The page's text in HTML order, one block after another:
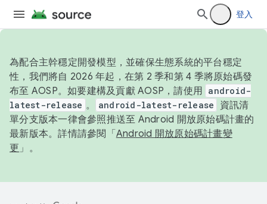
登入
為配合主幹穩定開發模型，並確保生態系統的平台穩定
性，我們將自 2026 年起，在第 2 季和第 4 季將原始碼發
布至 AOSP。如要建構及貢獻 AOSP，請使用 android-
latest-release 。 android-latest-release
資訊清
單分支版本一律會參照推送至 Android 開放原始碼計畫的
最新版本。詳情請參閱「 Android 開放原始碼計畫變
更 」。